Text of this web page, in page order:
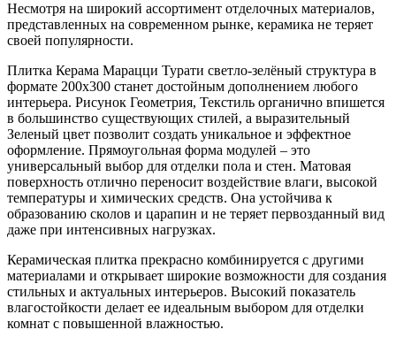
Несмотря на широкий ассортимент отделочных материалов,
представленных на современном рынке, керамика не теряет
своей популярности.
Плитка Керама Марацци Турати светло-зелёный структура в
формате 200x300 станет достойным дополнением любого
интерьера. Рисунок Геометрия, Текстиль органично впишется
в большинство существующих стилей, а выразительный
Зеленый цвет позволит создать уникальное и эффектное
оформление. Прямоугольная форма модулей – это
универсальный выбор для отделки пола и стен. Матовая
поверхность отлично переносит воздействие влаги, высокой
температуры и химических средств. Она устойчива к
образованию сколов и царапин и не теряет первозданный вид
даже при интенсивных нагрузках.
Керамическая плитка прекрасно комбинируется с другими
материалами и открывает широкие возможности для создания
стильных и актуальных интерьеров. Высокий показатель
влагостойкости делает ее идеальным выбором для отделки
комнат с повышенной влажностью.